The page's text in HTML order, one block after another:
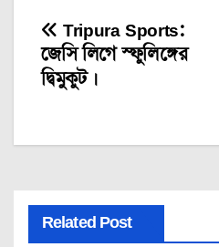
Post
navigation
Tripura Sports:
জেসি লিগে স্ফুলিঙ্গের
দ্বিমুকুট ।
Related Post